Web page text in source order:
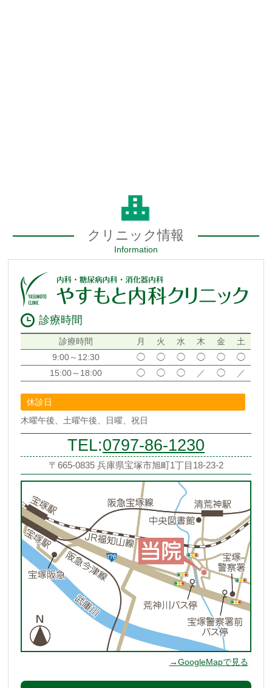
クリニック情報
Information
診療時間
診療時間 月 火 水 木 金
土
9:00～12:30
◯ ◯ ◯ ◯ ◯
◯
15:00～18:00
◯ ◯ ◯ ／ ◯ ／
休診日
木曜午後、土曜午後、日曜、祝日
TEL:0797-86-1230
〒665-0835 兵庫県宝塚市旭町1丁目18-23-2
→GoogleMapで見る